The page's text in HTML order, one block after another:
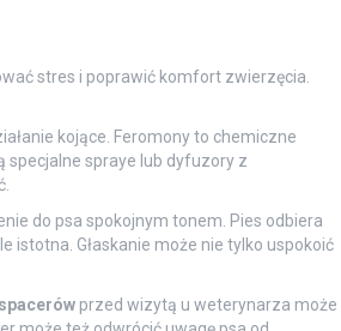
stres i poprawić komfort zwierzęcia.
kojące. Feromony to chemiczne
specjalne spraye lub dyfuzory z
do psa spokojnym tonem. Pies odbiera
Głaskanie może nie tylko uspokoić
przed wizytą u weterynarza może